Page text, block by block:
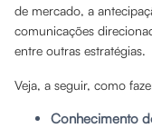
de mercado, a
comunicações
entre outras estratégias.
Veja, a seguir, como
Conhecimento